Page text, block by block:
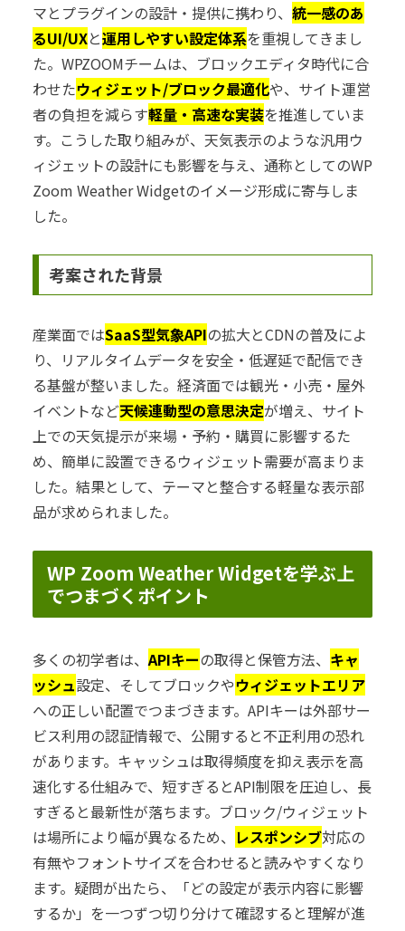
マとプラグインの設計・提供に携わり、 統一感のあ
るUI/UXと運用しやすい設定体系を重視してきまし
た。WPZOOMチームは、ブロックエディタ時代に合
わせたウィジェット/ブロック最適化や、サイト運営
者の負担を減らす軽量・高速な実装を推進していま
す。こうした取り組みが、天気表示のような汎用ウ
ィジェットの設計にも影響を与え、通称としてのWP
Zoom Weather Widgetのイメージ形成に寄与しま
した。
考案された背景
産業面ではSaaS型気象APIの拡大とCDNの普及によ
り、リアルタイムデータを安全・低遅延で配信でき
る基盤が整いました。経済面では観光・小売・屋外
イベントなど天候連動型の意思決定が増え、サイト
上での天気提示が来場・予約・購買に影響するた
め、簡単に設置できるウィジェット需要が高まりま
した。結果として、テーマと整合する軽量な表示部
品が求められました。
WP Zoom Weather Widgetを学ぶ上
でつまづくポイント
多くの初学者は、APIキーの取得と保管方法、 キャ
ッシュ設定、そしてブロックやウィジェットエリア
への正しい配置でつまづきます。APIキーは外部サー
ビス利用の認証情報で、公開すると不正利用の恐れ
があります。キャッシュは取得頻度を抑え表示を高
速化する仕組みで、短すぎるとAPI制限を圧迫し、長
すぎると最新性が落ちます。ブロック/ウィジェット
は場所により幅が異なるため、 レスポンシブ対応の
有無やフォントサイズを合わせると読みやすくなり
ます。疑問が出たら、「どの設定が表示内容に影響
するか」を一つずつ切り分けて確認すると理解が進